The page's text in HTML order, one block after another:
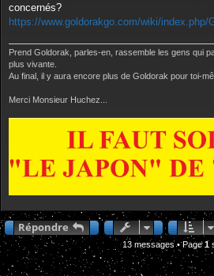
concernés?
https://www.goldorakgo.com/wiki/index.php/
Prend Goldorak, parles-en, rassemble les gens qui
plus vivante.
Au final, il y aura encore plus de Goldorak pour toi-
Merci Monsieur Huchez...
Répondre
13 messages • Page1